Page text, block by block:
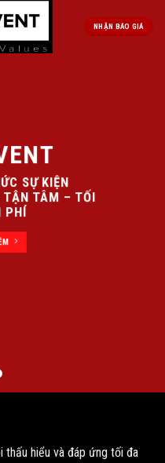
NHẬN BÁO GIÁ
SỰ KIỆN
TẬN TÂM – TỐI
PHÍ
thấu hiểu và đáp ứng tối đa